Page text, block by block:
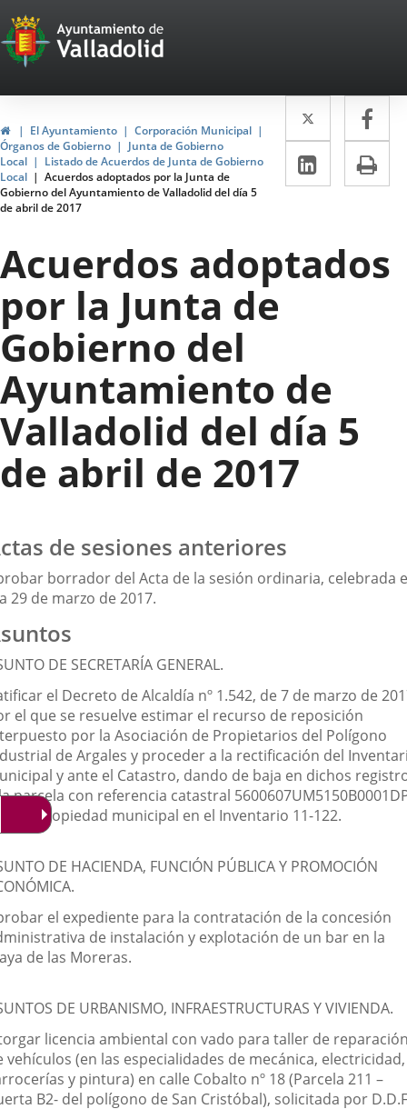
Portal
Web
del
Ayuntamiento
de
Valladolid
HomeEl Ayuntamiento
Corporación Municipal
Órganos de Gobierno
Junta de Gobierno
Local
Listado de Acuerdos de Junta de Gobierno
Local
Acuerdos adoptados por la Junta de
Gobierno del Ayuntamiento de Valladolid del día 5
de abril de 2017
Twitter
Enlace
a
una
a
Linkedin
Enlace
a
externa.
Acuerdos adoptados
por la Junta de
Gobierno del
Ayuntamiento de
Valladolid del día 5
de abril de 2017
de sesiones anteriores
borrador del Acta de la sesión ordinaria, celebrada
29 de marzo de 2017.
DE SECRETARÍA GENERAL.
el Decreto de Alcaldía nº 1.542, de 7 de marzo de
el que se resuelve estimar el recurso de reposición
por la Asociación de Propietarios del Polígono
de Argales y proceder a la rectificación del
y ante el Catastro, dando de baja en dichos
parcela con referencia catastral
de propiedad municipal en el Inventario 11-122.
DE HACIENDA, FUNCIÓN PÚBLICA Y PROMOCIÓN
el expediente para la contratación de la concesión
de instalación y explotación de un bar en la
de las Moreras.
DE URBANISMO, INFRAESTRUCTURAS Y VIVIENDA.
licencia ambiental con vado para taller de
vehículos (en las especialidades de mecánica, electricidad,
y pintura) en calle Cobalto nº 18 (Parcela 211 –
B2- del polígono de San Cristóbal), solicitada por